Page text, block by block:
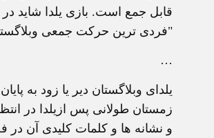
قابل جمع است. بازی يلدا شايد در
"فردی ترين حرکت جمعی
…
يلدای وبلاگستان دير يا زود به
زمستان طولانی پس ازيلدا در
و نشانه ها و کلمات کليدی آن در